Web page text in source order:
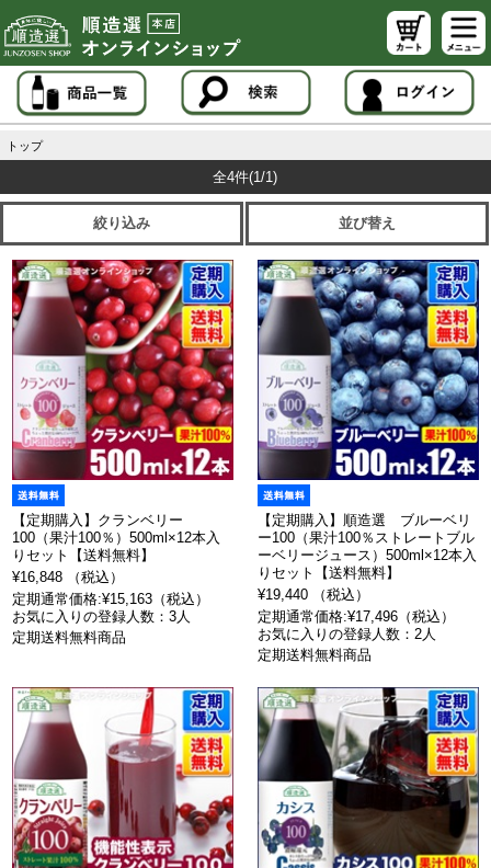
トップ
全4件(1/1)
絞り込み 並び替え
【定期購入】クランベリー
100（果汁100％）500ml×12本入
りセット【送料無料】
¥16,848 （税込）
定期通常価格:¥15,163（税込）
お気に入りの登録人数：3人
定期送料無料商品
【定期購入】順造選 ブルーベリ
ー100（果汁100％ストレートブル
ーベリージュース）500ml×12本入
りセット【送料無料】
¥19,440 （税込）
定期通常価格:¥17,496（税込）
お気に入りの登録人数：2人
定期送料無料商品